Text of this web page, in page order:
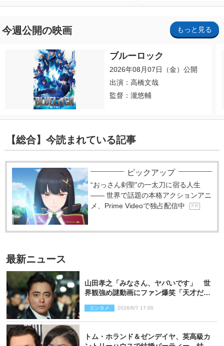
今週公開の映画 もっと見る
ブルーロック
2026年08月07日（金）公開
出演：高橋文哉
監督：瀧悠輔
【総合】今読まれている記事
ピックアップ
“おっさん剣聖”の一太刀に宿る人生
―― 世界で話題の本格アクションアニ
メ、Prime Videoで独占配信中
P R
最新ニュース
山田孝之「みなさん、ヤバいです」 世
界観強め謎動画にファン爆笑「天才だ
エンタメ 2026/8/7 17:00
トム・ホランド＆ゼンデイヤ、英高級カ